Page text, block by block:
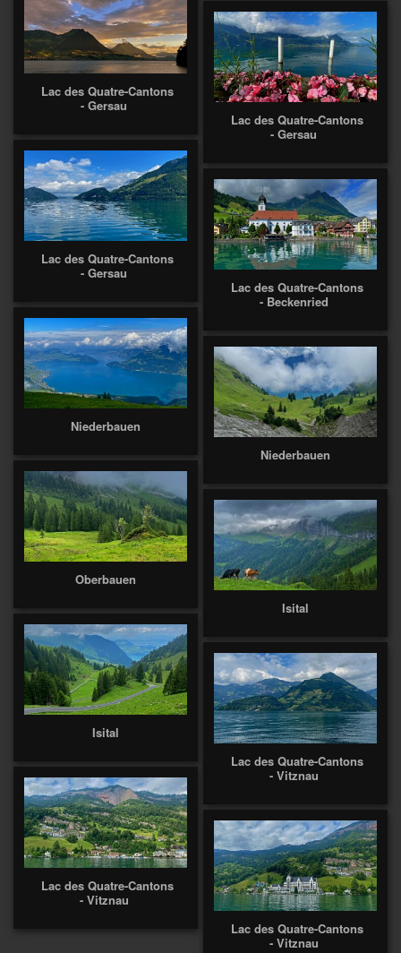
Lac des Quatre-Cantons
- Gersau
Lac des Quatre-Cantons
- Gersau
Lac des Quatre-Cantons
- Gersau
Lac des Quatre-Cantons
- Beckenried
Niederbauen
Niederbauen
Oberbauen
Isital
Isital
Lac des Quatre-Cantons
- Vitznau
Lac des Quatre-Cantons
- Vitznau
Lac des Quatre-Cantons
- Vitznau